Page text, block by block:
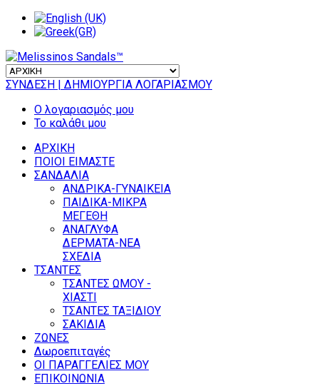
ΣΥΝΔΕΣΗ | ΔΗΜΙΟΥΡΓΙΑ ΛΟΓΑΡΙΑΣΜΟΥ
Ο λογαριασμός μου
Το καλάθι μου
ΑΡΧΙΚΗ
ΠΟΙΟΙ ΕΙΜΑΣΤΕ
ΣΑΝΔΑΛΙΑ
ΑΝΔΡΙΚΑ-ΓΥΝΑΙΚΕΙΑ
ΠΑΙΔΙΚΑ-ΜΙΚΡΑ
ΜΕΓΕΘΗ
ΑΝΑΓΛΥΦΑ
ΔΕΡΜΑΤΑ-ΝΕΑ
ΣΧΕΔΙΑ
ΤΣΑΝΤΕΣ
ΤΣΑΝΤΕΣ ΩΜΟΥ -
ΧΙΑΣΤΙ
ΤΣΑΝΤΕΣ ΤΑΞΙΔΙΟΥ
ΣΑΚΙΔΙΑ
ΖΩΝΕΣ
Δωροεπιταγές
ΟΙ ΠΑΡΑΓΓΕΛΙΕΣ ΜΟΥ
ΕΠΙΚΟΙΝΩΝΙΑ